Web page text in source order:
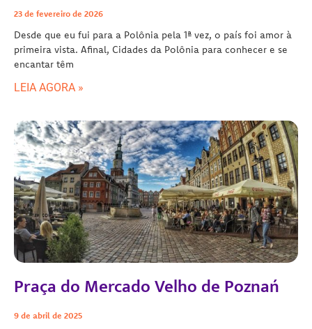
23 de fevereiro de 2026
Desde que eu fui para a Polônia pela 1ª vez, o país foi amor à
primeira vista. Afinal, Cidades da Polônia para conhecer e se
encantar têm
LEIA AGORA »
Praça do Mercado Velho de Poznań
9 de abril de 2025